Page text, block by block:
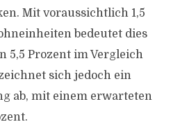
Mit voraussichtlich 1,5
bedeutet dies
5,5 Prozent im Vergleich
sich jedoch ein
ab, mit einem erwarteten